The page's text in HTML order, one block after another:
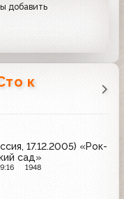
добавить
к
17.12.2005) «Рок-
сад»
1948